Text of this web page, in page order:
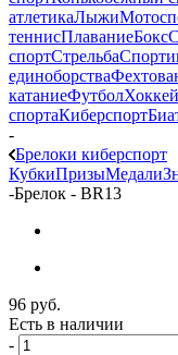
атлетикаЛыжи
теннисПлаваниеБокс
спортСтрельба
единоборства
катаниеФутболХоккей
спортаКиберспорт
-
Брелоки киберспорт
КубкиПризыМедали
-Брелок - BR13
96 руб.
Есть в наличии
-